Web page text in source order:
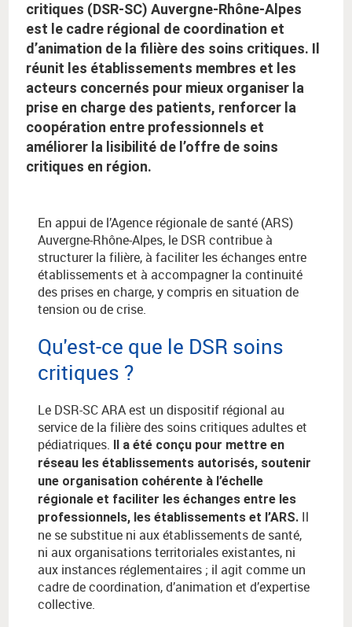
critiques (DSR-SC) Auvergne-Rhône-Alpes
est le cadre régional de coordination et
d’animation de la filière des soins critiques. Il
réunit les établissements membres et les
acteurs concernés pour mieux organiser la
prise en charge des patients, renforcer la
coopération entre professionnels et
améliorer la lisibilité de l’offre de soins
critiques en région.
En appui de l’Agence régionale de santé (ARS)
Auvergne-Rhône-Alpes, le DSR contribue à
structurer la filière, à faciliter les échanges entre
établissements et à accompagner la continuité
des prises en charge, y compris en situation de
tension ou de crise.
Qu'est-ce que le DSR soins
critiques ?
Le DSR-SC ARA est un dispositif régional au
service de la filière des soins critiques adultes et
pédiatriques.
Il a été conçu pour mettre en
réseau les établissements autorisés, soutenir
une organisation cohérente à l’échelle
régionale et faciliter les échanges entre les
professionnels, les établissements et l’ARS. Il
ne se substitue ni aux établissements de santé,
ni aux organisations territoriales existantes, ni
aux instances réglementaires ; il agit comme un
cadre de coordination, d’animation et d’expertise
collective.